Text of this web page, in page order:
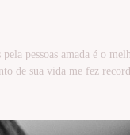
pessoas amada é o
de sua vida me fez